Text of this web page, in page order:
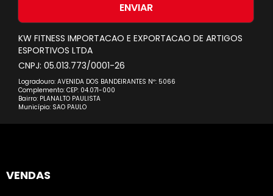
Newsletter:
ENVIAR
KW FITNESS IMPORTACAO E EXPORTACAO DE ARTIGOS
ESPORTIVOS LTDA
CNPJ: 05.013.773/0001-26
Logradouro: AVENIDA DOS BANDEIRANTES Nº: 5066
Complemento: CEP: 04.071-000
Bairro: PLANALTO PAULISTA
Município: SAO PAULO
VENDAS